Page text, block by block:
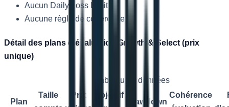
Aucun Daily Loss Limit
Aucune règle de cohérence
Détail des plans d'évaluation Growth & Select (prix
unique)
Tableau de données
Plan
Taille
Prix
Objectif
Drawdown
Cohérence